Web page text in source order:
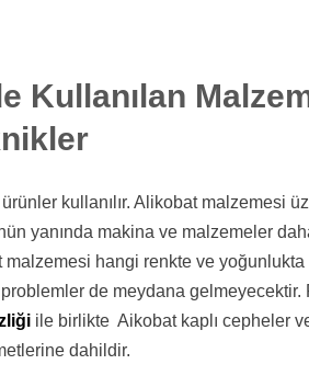
Kullanılan
kullanılır. Alikobat malzemesi
yanında makina ve malzemeler
hangi renkte ve yoğunlukta
problemler de meydana
ile birlikte Aikobat kaplı cepheler
dahildir.